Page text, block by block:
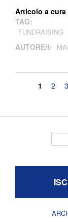
Articolo a cura
TAG:
FUNDRAISING
AUTORE/I:
Pagine
1 2 3